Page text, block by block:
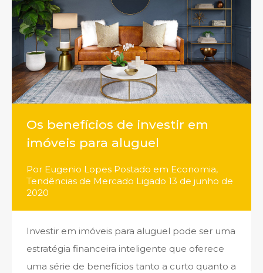
Os benefícios de investir em
imóveis para aluguel
Por Eugenio Lopes Postado em Economia,
Tendências de Mercado Ligado 13 de junho de
2020
Investir em imóveis para aluguel pode ser uma
estratégia financeira inteligente que oferece
uma série de benefícios tanto a curto quanto a